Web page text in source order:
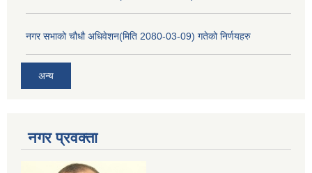
नगर सभाको चौधौ अधिवेशन(मिति 2080-03-09) गतेको निर्णयहरु
अन्य
नगर प्रव‌क्ता